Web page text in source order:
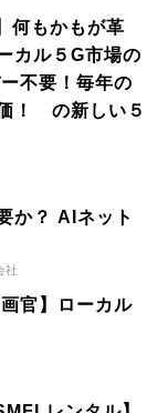
何もかもが革
カル５G市場の
不要！毎年の
！ の新しい５
か？ AIネット
社
官】ローカル